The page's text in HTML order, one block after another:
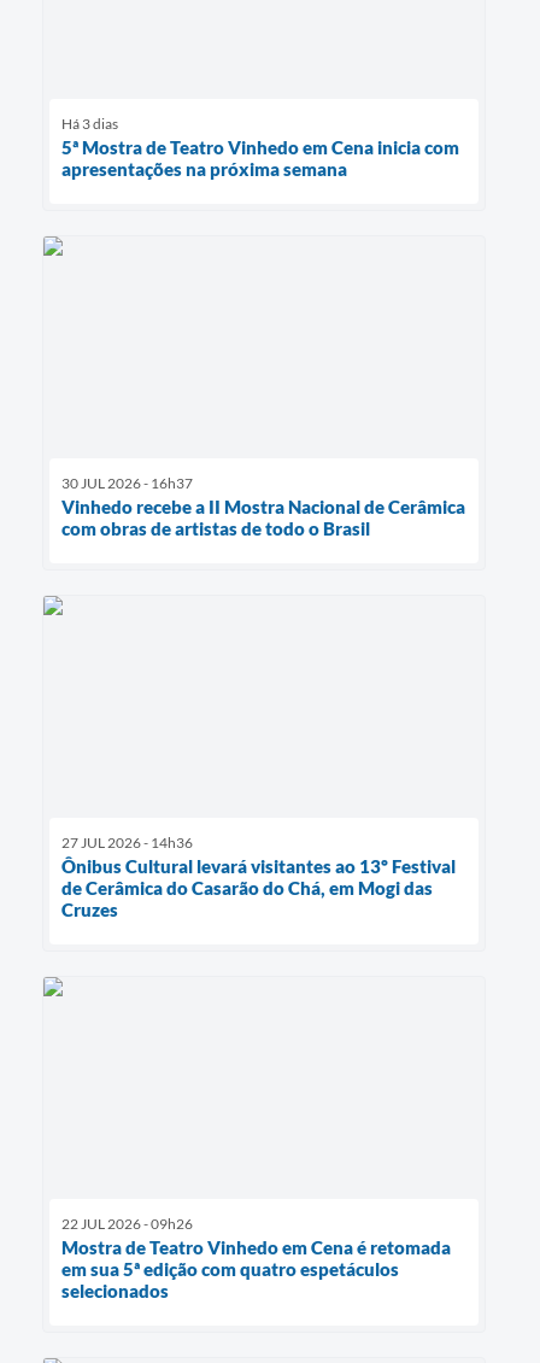
Há 3 dias
5ª Mostra de Teatro Vinhedo em Cena inicia com
apresentações na próxima semana
30 JUL 2026 - 16h37
Vinhedo recebe a II Mostra Nacional de Cerâmica
com obras de artistas de todo o Brasil
27 JUL 2026 - 14h36
Ônibus Cultural levará visitantes ao 13º Festival
de Cerâmica do Casarão do Chá, em Mogi das
Cruzes
22 JUL 2026 - 09h26
Mostra de Teatro Vinhedo em Cena é retomada
em sua 5ª edição com quatro espetáculos
selecionados